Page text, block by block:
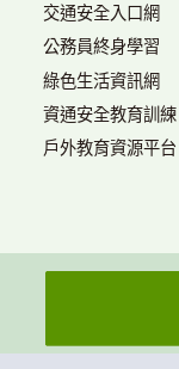
交通安全入口網
公務員終身學習
綠色生活資訊網
資通安全教育訓練
戶外教育資源平台